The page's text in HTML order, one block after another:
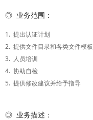
联系我们
◎ 业务范围：
1. 提出认证计划
2. 提供文件目录和各类文件模板
3. 人员培训
4. 协助自检
5. 提供修改建议并给予指导
◎ 业务描述：